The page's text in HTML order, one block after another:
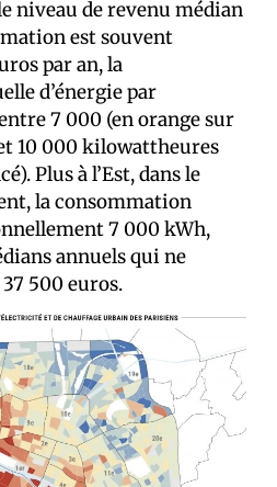
niveau de revenu médian
est souvent
par an, la
d’énergie par
7 000 (en orange sur
10 000 kilowattheures
Plus à l’Est, dans le
la consommation
7 000 kWh,
annuels qui ne
500 euros.